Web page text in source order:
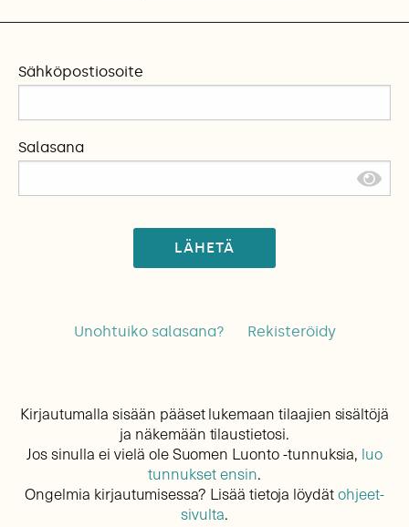
Sähköpostiosoite
Salasana
LÄHETÄ
Unohtuiko salasana? Rekisteröidy
Kirjautumalla sisään pääset lukemaan tilaajien sisältöjä
ja näkemään tilaustietosi.
Jos sinulla ei vielä ole Suomen Luonto -tunnuksia, luo
tunnukset ensin.
Ongelmia kirjautumisessa? Lisää tietoja löydätohjeet-
sivulta.